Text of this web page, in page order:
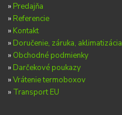
» Predajňa
» Referencie
» Kontakt
» Doručenie, záruka, aklimatizácia
» Obchodné podmienky
» Darčekové poukazy
»Vrátenie termoboxov
» Transport EU